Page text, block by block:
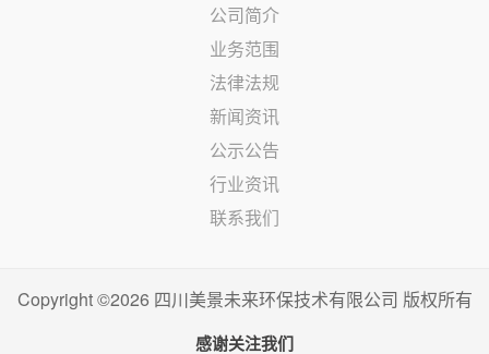
公司简介
业务范围
法律法规
新闻资讯
公示公告
行业资讯
联系我们
Copyright ©2026 四川美景未来环保技术有限公司 版权所有
感谢关注我们